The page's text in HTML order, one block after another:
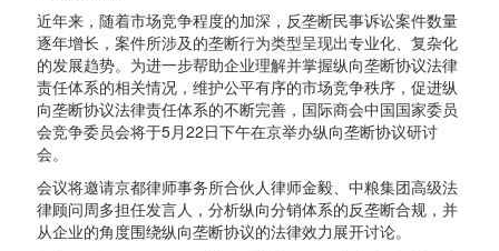
近年来，随着市场竞争程度的加深，反垄断民事诉讼案件数量
逐年增长，案件所涉及的垄断行为类型呈现出专业化、复杂化
的发展趋势。为进一步帮助企业理解并掌握纵向垄断协议法律
责任体系的相关情况，维护公平有序的市场竞争秩序，促进纵
向垄断协议法律责任体系的不断完善，国际商会中国国家委员
会竞争委员会将于5月22日下午在京举办纵向垄断协议研讨
会。
会议将邀请京都律师事务所合伙人律师金毅、中粮集团高级法
律顾问周多担任发言人，分析纵向分销体系的反垄断合规，并
从企业的角度围绕纵向垄断协议的法律效力展开讨论。